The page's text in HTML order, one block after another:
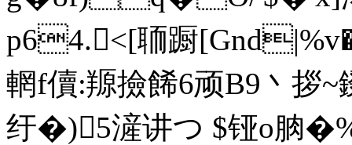
p64.<[聏蹰
輞f儥:羱撿餙6顽B9丶
纡�)5滻讲つ $铔o朒